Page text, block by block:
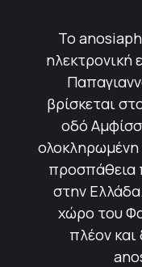
Το
ηλεκτρονική
βρίσκεται
οδό
ολοκληρωμένη
προσπάθεια
στην
χώρο του
πλέον